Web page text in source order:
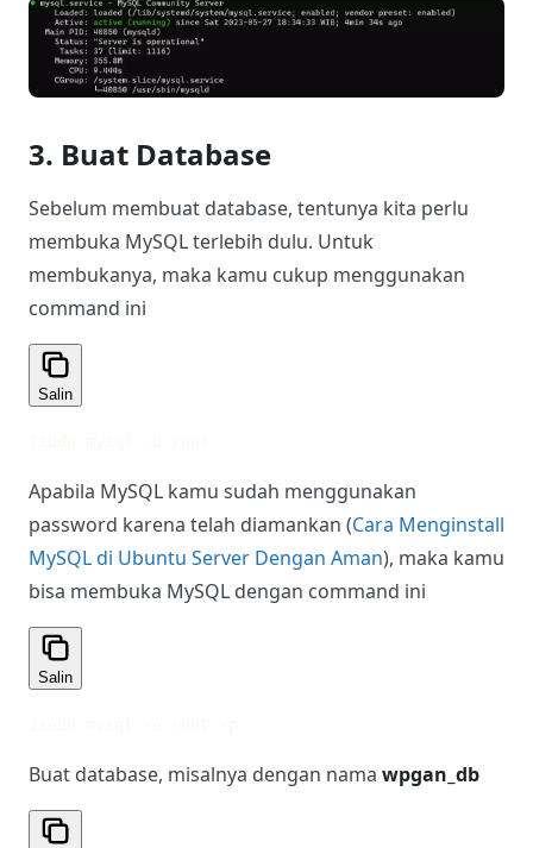
3. Buat Database
Sebelum membuat database, tentunya kita perlu
membuka MySQL terlebih dulu. Untuk
membukanya, maka kamu cukup menggunakan
command ini
Salin
Apabila MySQL kamu sudah menggunakan
password karena telah diamankan (Cara Menginstall
MySQL di Ubuntu Server Dengan Aman), maka kamu
bisa membuka MySQL dengan command ini
Salin
Buat database, misalnya dengan nama wpgan_db